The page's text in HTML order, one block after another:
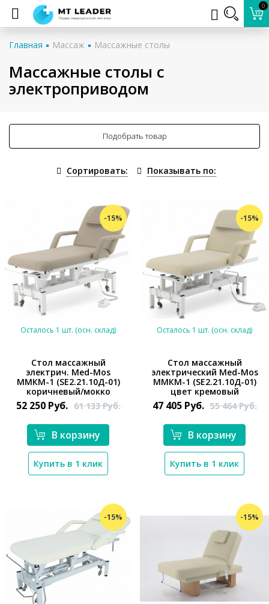
0
Главная Массаж Массажные столы
Массажные столы с
электроприводом
Подобрать товар
Сортировать: Показывать по:
-15%
*}
Осталось 1 шт. (осн. склад)
Стол массажный
электрич. Med-Mos
ММКМ-1 (SE2.21.10Д-01)
коричневый/мокко
52 250 Руб. 61 133Руб.
В корзину
Купить в 1 клик
-15%
*}
Осталось 1 шт. (осн. склад)
Стол массажный
электрический Med-Mos
ММКМ-1 (SE2.21.10Д-01)
цвет кремовый
47 405 Руб. 55 464Руб.
В корзину
Купить в 1 клик
-15% -15%